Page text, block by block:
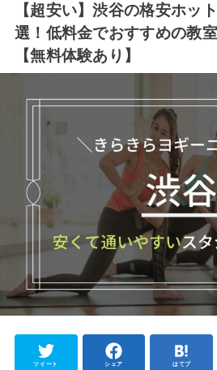
【超安い】渋谷の格安ホッ
選！低料金でおすすめの教
【無料体験あり】
ツイート シェア はてブ